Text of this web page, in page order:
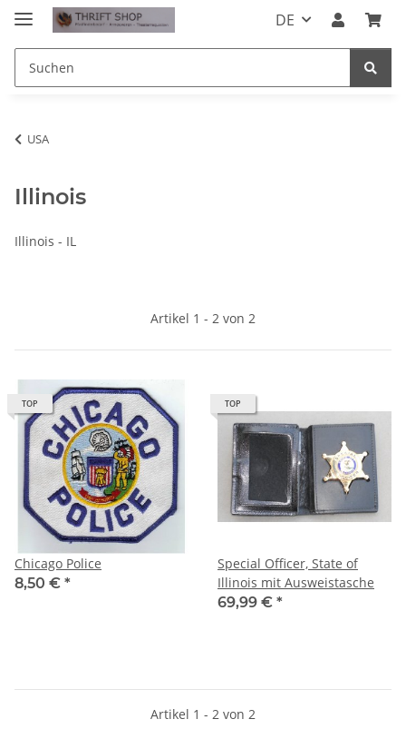
DE
USA
Illinois
Illinois - IL
Artikel 1 - 2 von 2
TOP
Chicago Police
8,50 € *
TOP
Special Officer, State of
Illinois mit Ausweistasche
69,99 € *
Artikel 1 - 2 von 2